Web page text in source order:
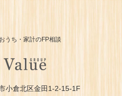
うち・家計のFP相談
小倉北区金田1-2-15-1F